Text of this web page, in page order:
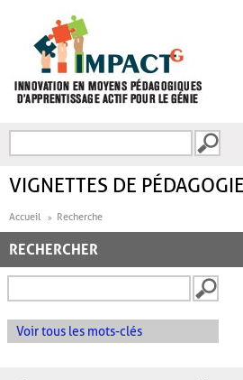
FORMULAIRE DE
VIGNETTES DE
Accueil Recherche
RECHERCHER
Voir tous les mots-clés